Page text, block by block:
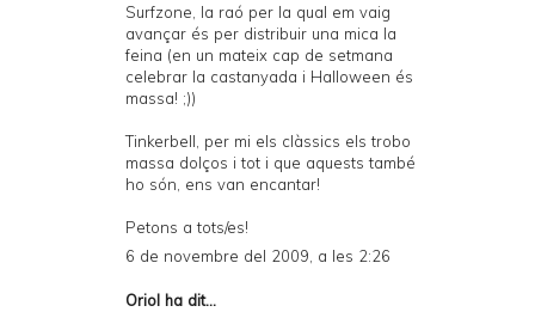
Surfzone, la raó per la qual em vaig
avançar és per distribuir una mica la
feina (en un mateix cap de setmana
celebrar la castanyada i Halloween és
massa! ;))
Tinkerbell, per mi els clàssics els trobo
massa dolços i tot i que aquests també
ho són, ens van encantar!
Petons a tots/es!
6 de novembre del 2009, a les 2:26
Oriol ha dit...